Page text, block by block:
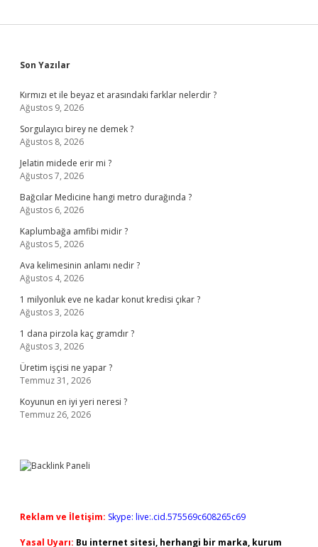
Sidebar
Son Yazılar
Kırmızı et ile beyaz et arasındaki farklar nelerdir ?
Ağustos 9, 2026
Sorgulayıcı birey ne demek ?
Ağustos 8, 2026
Jelatin midede erir mi ?
Ağustos 7, 2026
Bağcılar Medicine hangi metro durağında ?
Ağustos 6, 2026
Kaplumbağa amfibi midir ?
Ağustos 5, 2026
Ava kelimesinin anlamı nedir ?
Ağustos 4, 2026
1 milyonluk eve ne kadar konut kredisi çıkar ?
Ağustos 3, 2026
1 dana pirzola kaç gramdır ?
Ağustos 3, 2026
Üretim işçisi ne yapar ?
Temmuz 31, 2026
Koyunun en iyi yeri neresi ?
Temmuz 26, 2026
Reklam ve İletişim: Skype: live:.cid.575569c608265c69
Yasal Uyarı: Bu internet sitesi, herhangi bir marka, kurum